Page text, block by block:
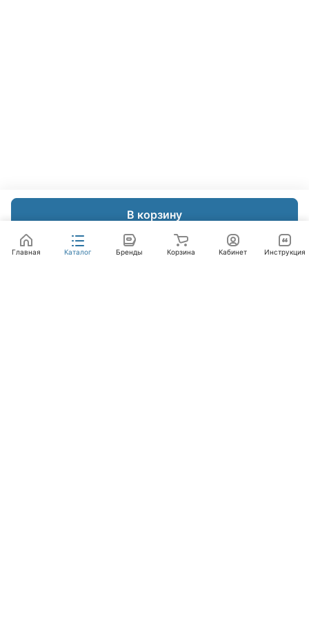
В корзину
Главная Каталог Бренды Корзина Кабинет Инструкция